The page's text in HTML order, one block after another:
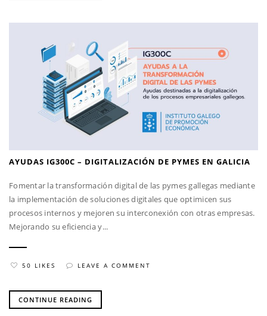
AYUDAS IG300C – DIGITALIZACIÓN DE PYMES EN GALICIA
Fomentar la transformación digital de las pymes gallegas mediante
la implementación de soluciones digitales que optimicen sus
procesos internos y mejoren su interconexión con otras empresas.
Mejorando su eficiencia y...
50 LIKES LEAVE A COMMENT
CONTINUE READING